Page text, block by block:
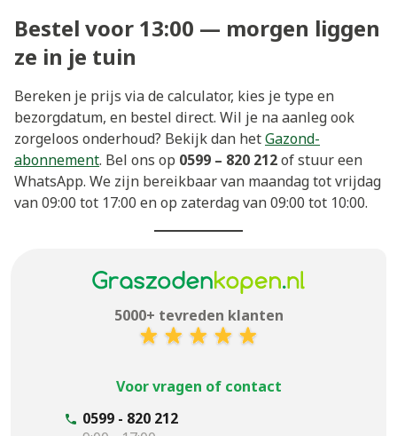
Bestel voor 13:00 — morgen liggen
ze in je tuin
Bereken je prijs via de calculator, kies je type en
bezorgdatum, en bestel direct. Wil je na aanleg ook
zorgeloos onderhoud? Bekijk dan hetGazond-
abonnement. Bel ons op 0599 – 820 212of stuur een
WhatsApp. We zijn bereikbaar van maandag tot vrijdag
van 09:00 tot 17:00 en op zaterdag van 09:00 tot 10:00.
5000+ tevreden klanten
Voor vragen of contact
0599 - 820 212